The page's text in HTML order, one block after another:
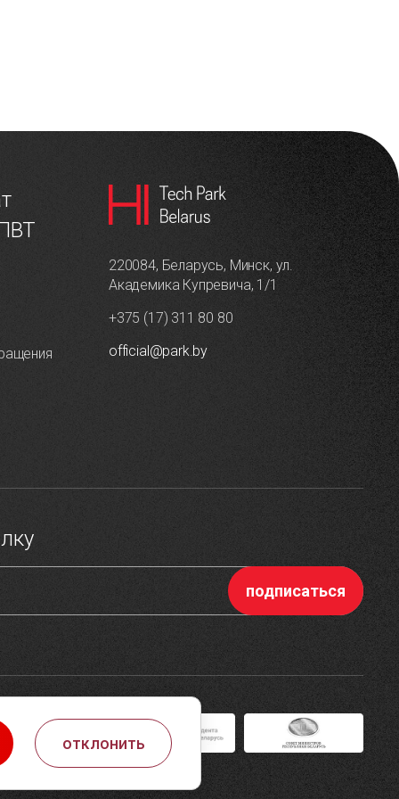
220084, Беларусь, Минск, ул.
Академика Купревича, 1/1
+375 (17) 311 80 80
official@park.by
отклонить